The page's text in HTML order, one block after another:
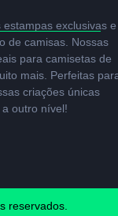
exclusivas e
de camisas. Nossas
para camisetas de
mais. Perfeitas
criações únicas
outro nível!
reservados.